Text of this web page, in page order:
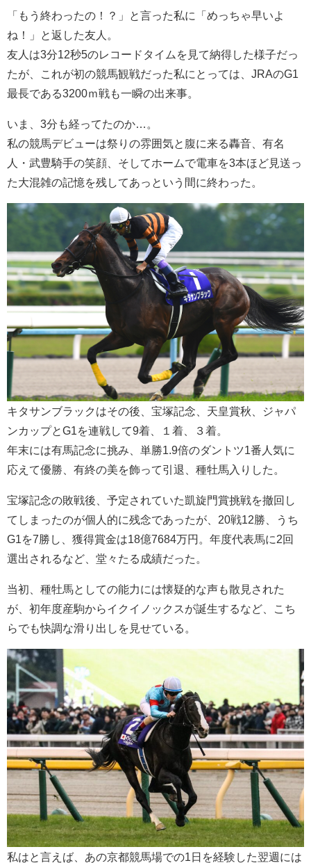
「もう終わったの！？」と言った私に「めっちゃ早いよ
ね！」と返した友人。
友人は3分12秒5のレコードタイムを見て納得した様子だっ
たが、これが初の競馬観戦だった私にとっては、JRAのG1
最長である3200ｍ戦も一瞬の出来事。
いま、3分も経ってたのか…。
私の競馬デビューは祭りの雰囲気と腹に来る轟音、有名
人・武豊騎手の笑顔、そしてホームで電車を3本ほど見送っ
た大混雑の記憶を残してあっという間に終わった。
キタサンブラックはその後、宝塚記念、天皇賞秋、ジャパ
ンカップとG1を連戦して9着、１着、３着。
年末には有馬記念に挑み、単勝1.9倍のダントツ1番人気に
応えて優勝、有終の美を飾って引退、種牡馬入りした。
宝塚記念の敗戦後、予定されていた凱旋門賞挑戦を撤回し
てしまったのが個人的に残念であったが、20戦12勝、うち
G1を7勝し、獲得賞金は18億7684万円。年度代表馬に2回
選出されるなど、堂々たる成績だった。
当初、種牡馬としての能力には懐疑的な声も散見された
が、初年度産駒からイクイノックスが誕生するなど、こち
らでも快調な滑り出しを見せている。
私はと言えば、あの京都競馬場での1日を経験した翌週には